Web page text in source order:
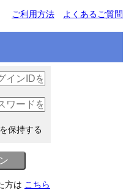
ご利用方法 よくあるご質問
保持する
方は こちら